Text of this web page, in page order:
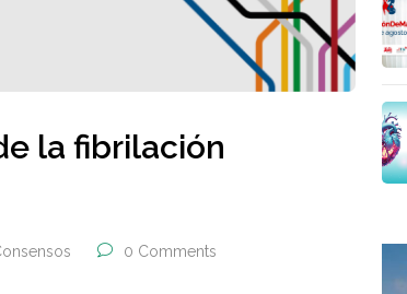
la fibrilación
0 Comments